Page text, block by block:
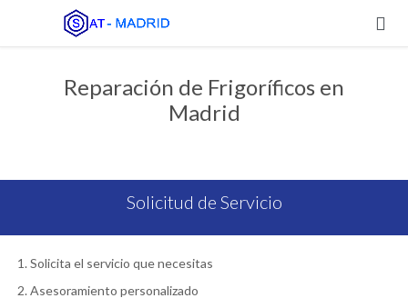

Reparación de Frigoríficos en
Madrid
Solicitud de Servicio
Solicita el servicio que necesitas
Asesoramiento personalizado